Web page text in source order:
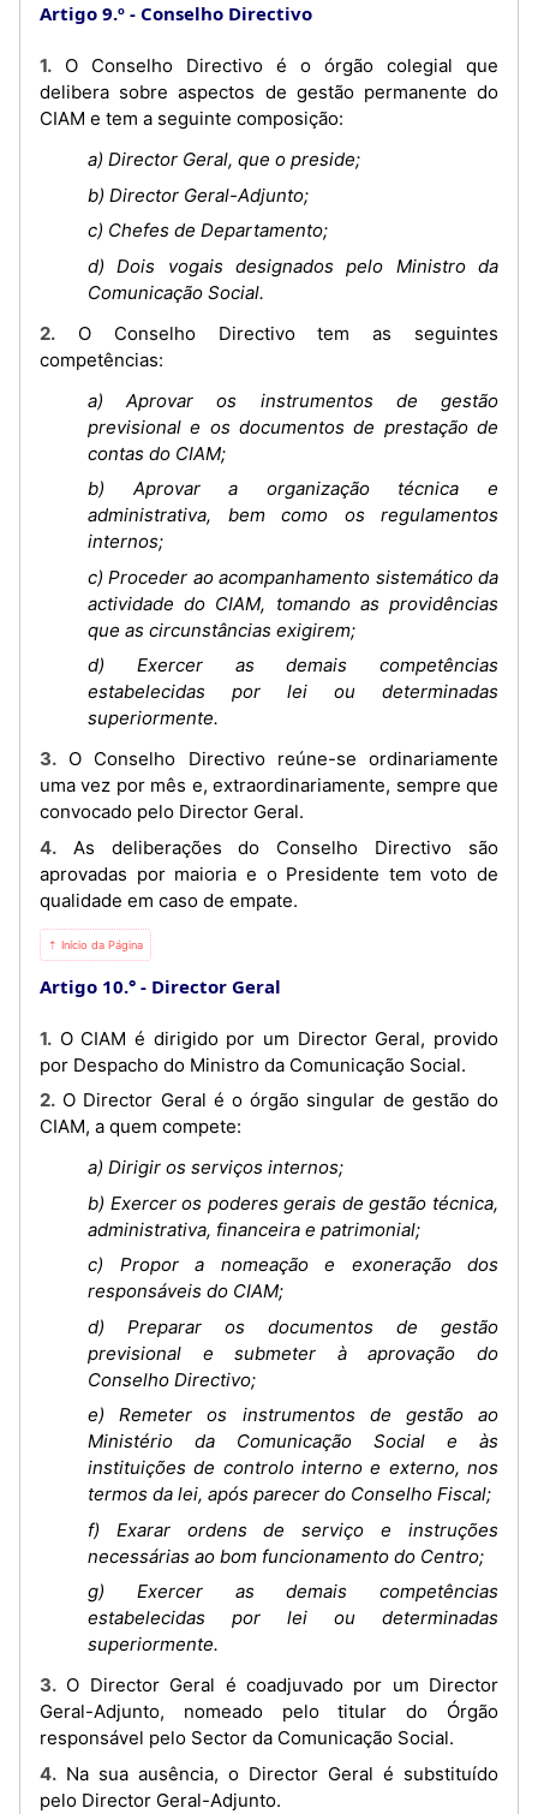
Artigo 9.º Conselho Directivo
1. O Conselho Directivo é o órgão colegial que
delibera sobre aspectos de gestão permanente do
CIAM e tem a seguinte composição:
a) Director Geral, que o preside;
b) Director Geral-Adjunto;
c) Chefes de Departamento;
d) Dois vogais designados pelo Ministro da
Comunicação Social.
2. O Conselho Directivo tem as seguintes
competências:
a) Aprovar os instrumentos de gestão
previsional e os documentos de prestação de
contas do CIAM;
b) Aprovar a organização técnica e
administrativa, bem como os regulamentos
internos;
c) Proceder ao acompanhamento sistemático da
actividade do CIAM, tomando as providências
que as circunstâncias exigirem;
d) Exercer as demais competências
estabelecidas por lei ou determinadas
superiormente.
3. O Conselho Directivo reúne-se ordinariamente
uma vez por mês e, extraordinariamente, sempre que
convocado pelo Director Geral.
4. As deliberações do Conselho Directivo são
aprovadas por maioria e o Presidente tem voto de
qualidade em caso de empate.
⇡ Início da Página
Artigo 10.° Director Geral
1. O CIAM é dirigido por um Director Geral, provido
por Despacho do Ministro da Comunicação Social.
2. O Director Geral é o órgão singular de gestão do
CIAM, a quem compete:
a) Dirigir os serviços internos;
b) Exercer os poderes gerais de gestão técnica,
administrativa, financeira e patrimonial;
c) Propor a nomeação e exoneração dos
responsáveis do CIAM;
d) Preparar os documentos de gestão
previsional e submeter à aprovação do
Conselho Directivo;
e) Remeter os instrumentos de gestão ao
Ministério da Comunicação Social e às
instituições de controlo interno e externo, nos
termos da lei, após parecer do Conselho Fiscal;
f) Exarar ordens de serviço e instruções
necessárias ao bom funcionamento do Centro;
g) Exercer as demais competências
estabelecidas por lei ou determinadas
superiormente.
3. O Director Geral é coadjuvado por um Director
Geral-Adjunto, nomeado pelo titular do Órgão
responsável pelo Sector da Comunicação Social.
4. Na sua ausência, o Director Geral é substituído
pelo Director Geral-Adjunto.